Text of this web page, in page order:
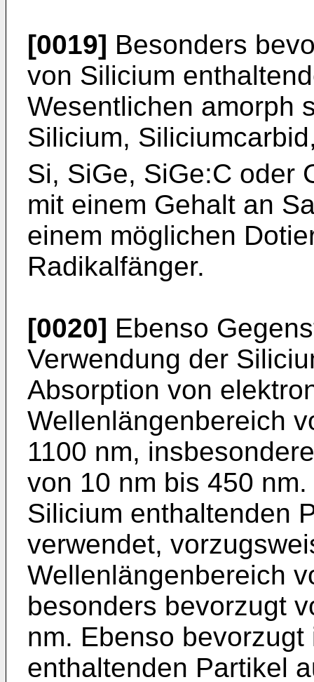
[0019] Besonders
von Silicium
Wesentlichen amorph
Silicium,
Si, SiGe, SiGe:C oder
mit einem Gehalt an
einem möglichen
Radikalfänger.
[0020] Ebenso
Verwendung der
Absorption von
Wellenlängenbereich
1100 nm,
von 10 nm bis 450
Silicium enthaltenden
verwendet,
Wellenlängenbereich
besonders bevorzugt
nm. Ebenso
enthaltenden Partikel